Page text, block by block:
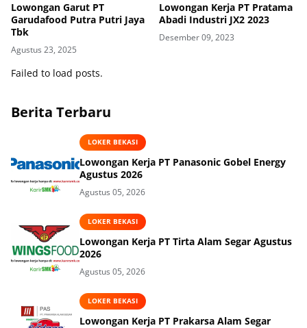
Lowongan Garut PT
Garudafood Putra Putri Jaya
Tbk
Agustus 23, 2025
Lowongan Kerja PT Pratama
Abadi Industri JX2 2023
Desember 09, 2023
Failed to load posts.
Berita Terbaru
LOKER BEKASI
Lowongan Kerja PT Panasonic Gobel Energy
Agustus 2026
Agustus 05, 2026
LOKER BEKASI
Lowongan Kerja PT Tirta Alam Segar Agustus
2026
Agustus 05, 2026
LOKER BEKASI
Lowongan Kerja PT Prakarsa Alam Segar